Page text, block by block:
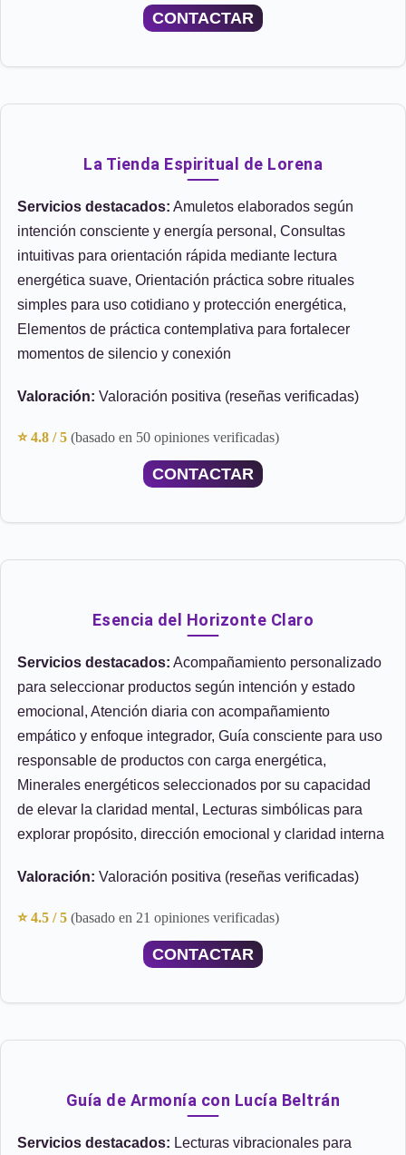
CONTACTAR
La Tienda Espiritual de Lorena
Servicios destacados: Amuletos elaborados según
intención consciente y energía personal, Consultas
intuitivas para orientación rápida mediante lectura
energética suave, Orientación práctica sobre rituales
simples para uso cotidiano y protección energética,
Elementos de práctica contemplativa para fortalecer
momentos de silencio y conexión
Valoración: Valoración positiva (reseñas verificadas)
⭐ 4.8 / 5 (basado en 50 opiniones verificadas)
CONTACTAR
Esencia del Horizonte Claro
Servicios destacados: Acompañamiento personalizado
para seleccionar productos según intención y estado
emocional, Atención diaria con acompañamiento
empático y enfoque integrador, Guía consciente para uso
responsable de productos con carga energética,
Minerales energéticos seleccionados por su capacidad
de elevar la claridad mental, Lecturas simbólicas para
explorar propósito, dirección emocional y claridad interna
Valoración: Valoración positiva (reseñas verificadas)
⭐ 4.5 / 5 (basado en 21 opiniones verificadas)
CONTACTAR
Guía de Armonía con Lucía Beltrán
Servicios destacados: Lecturas vibracionales para